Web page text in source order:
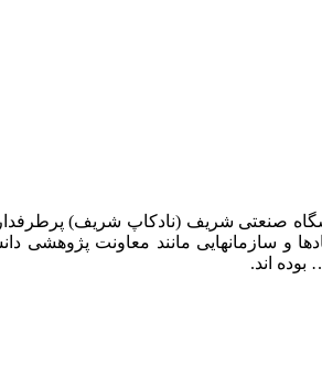
صنعتی شریف (نادکاپ شریف)
و سازمانهایی مانند معاونت
اند.